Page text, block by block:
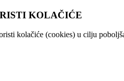
KOLAČIĆE
kolačiće (cookies) u cilju